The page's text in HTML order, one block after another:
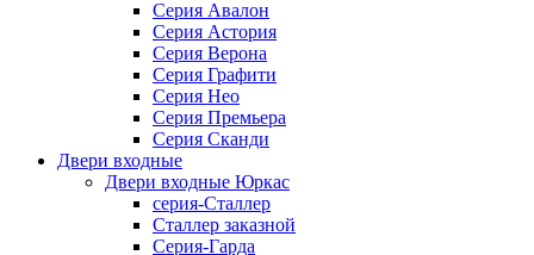
Серия Авалон
Серия Астория
Серия Верона
Серия Графити
Серия Нео
Серия Премьера
Серия Сканди
Двери входные
Двери входные Юркас
серия-Сталлер
Сталлер заказной
Серия-Гарда